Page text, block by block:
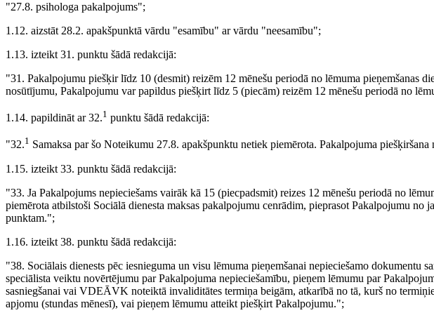
"27.8. psihologa pakalpojums";
1.12. aizstāt 28.2. apakšpunktā vārdu "esamību" ar vārdu "neesamību";
1.13. izteikt 31. punktu šādā redakcijā:
"31. Pakalpojumu piešķir līdz 10 (desmit) reizēm 12 mēnešu periodā no lēmuma pieņemšanas
nosūtījumu, Pakalpojumu var papildus piešķirt līdz 5 (piecām) reizēm 12 mēnešu periodā no
1.14. papildināt ar 32.1 punktu šādā redakcijā:
"32.1 Samaksa par šo Noteikumu 27.8. apakšpunktu netiek piemērota. Pakalpojuma
1.15. izteikt 33. punktu šādā redakcijā:
"33. Ja Pakalpojums nepieciešams vairāk kā 15 (piecpadsmit) reizes 12 mēnešu periodā no
piemērota atbilstoši Sociālā dienesta maksas pakalpojumu cenrādim, pieprasot Pakalpojumu no
punktam.";
1.16. izteikt 38. punktu šādā redakcijā:
"38. Sociālais dienests pēc iesnieguma un visu lēmuma pieņemšanai nepieciešamo dokumentu
speciālista veiktu novērtējumu par Pakalpojuma nepieciešamību, pieņem lēmumu par
sasniegšanai vai VDEĀVK noteiktā invaliditātes termiņa beigām, atkarībā no tā, kurš no
apjomu (stundas mēnesī), vai pieņem lēmumu atteikt piešķirt Pakalpojumu.";